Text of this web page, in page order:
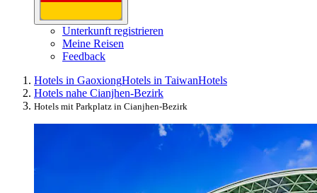
Unterkunft registrieren
Meine Reisen
Feedback
Hotels in GaoxiongHotels in TaiwanHotels
Hotels nahe Cianjhen-Bezirk
Hotels mit Parkplatz in Cianjhen-Bezirk